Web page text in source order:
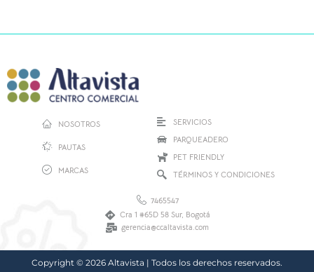
NOSOTROS
PAUTAS
MARCAS
SERVICIOS
PARQUEADERO
PET FRIENDLY
TÉRMINOS Y CONDICIONES
7465547
Cra 1 #65D 58 Sur, Bogotá
gerencia@ccaltavista.com
Copyright © 2026 Altavista | Todos los derechos reservados.